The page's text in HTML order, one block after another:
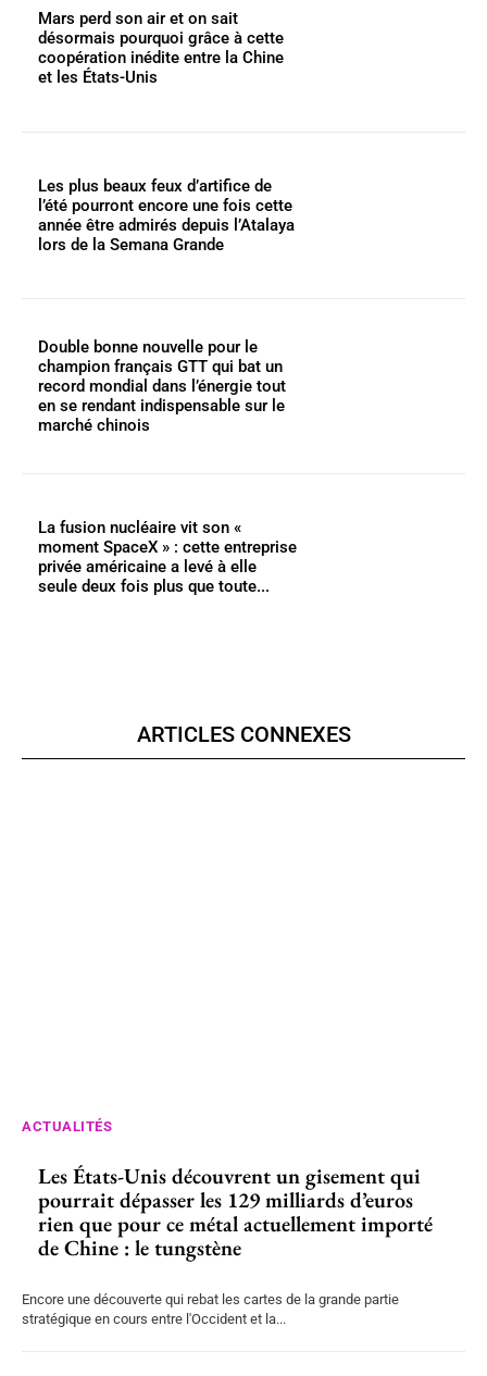
Mars perd son air et on sait
désormais pourquoi grâce à cette
coopération inédite entre la Chine
et les États-Unis
Les plus beaux feux d’artifice de
l’été pourront encore une fois cette
année être admirés depuis l’Atalaya
lors de la Semana Grande
Double bonne nouvelle pour le
champion français GTT qui bat un
record mondial dans l’énergie tout
en se rendant indispensable sur le
marché chinois
La fusion nucléaire vit son «
moment SpaceX » : cette entreprise
privée américaine a levé à elle
seule deux fois plus que toute...
ARTICLES CONNEXES
ACTUALITÉS
Les États-Unis découvrent un gisement qui
pourrait dépasser les 129 milliards d’euros
rien que pour ce métal actuellement importé
de Chine : le tungstène
Encore une découverte qui rebat les cartes de la grande partie
stratégique en cours entre l'Occident et la...